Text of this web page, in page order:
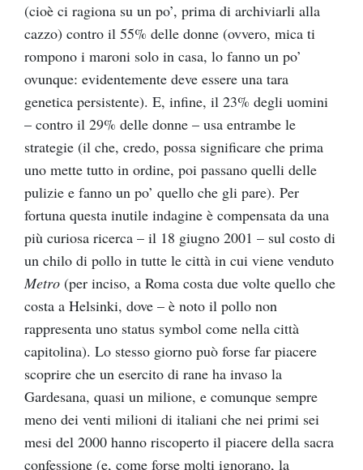
(cioè ci ragiona su un po’, prima di archiviarli alla
cazzo) contro il 55% delle donne (ovvero, mica ti
rompono i maroni solo in casa, lo fanno un po’
ovunque: evidentemente deve essere una tara
genetica persistente). E, infine, il 23% degli uomini
– contro il 29% delle donne – usa entrambe le
strategie (il che, credo, possa significare che prima
uno mette tutto in ordine, poi passano quelli delle
pulizie e fanno un po’ quello che gli pare). Per
fortuna questa inutile indagine è compensata da una
più curiosa ricerca – il 18 giugno 2001 – sul costo di
un chilo di pollo in tutte le città in cui viene venduto
Metro (per inciso, a Roma costa due volte quello che
costa a Helsinki, dove – è noto il pollo non
rappresenta uno status symbol come nella città
capitolina). Lo stesso giorno può forse far piacere
scoprire che un esercito di rane ha invaso la
Gardesana, quasi un milione, e comunque sempre
meno dei venti milioni di italiani che nei primi sei
mesi del 2000 hanno riscoperto il piacere della sacra
confessione (e, come forse molti ignorano, la